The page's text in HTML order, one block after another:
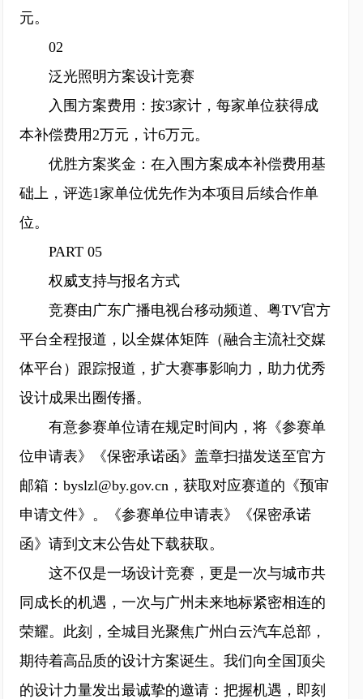
元。
02
泛光照明方案设计竞赛
入围方案费用：按3家计，每家单位获得成
本补偿费用2万元，计6万元。
优胜方案奖金：在入围方案成本补偿费用基
础上，评选1家单位优先作为本项目后续合作单
位。
PART 05
权威支持与报名方式
竞赛由广东广播电视台移动频道、粤TV官方
平台全程报道，以全媒体矩阵（融合主流社交媒
体平台）跟踪报道，扩大赛事影响力，助力优秀
设计成果出圈传播。
有意参赛单位请在规定时间内，将《参赛单
位申请表》《保密承诺函》盖章扫描发送至官方
邮箱：byslzl@by.gov.cn，获取对应赛道的《预审
申请文件》。《参赛单位申请表》《保密承诺
函》请到文末公告处下载获取。
这不仅是一场设计竞赛，更是一次与城市共
同成长的机遇，一次与广州未来地标紧密相连的
荣耀。此刻，全城目光聚焦广州白云汽车总部，
期待着高品质的设计方案诞生。我们向全国顶尖
的设计力量发出最诚挚的邀请：把握机遇，即刻